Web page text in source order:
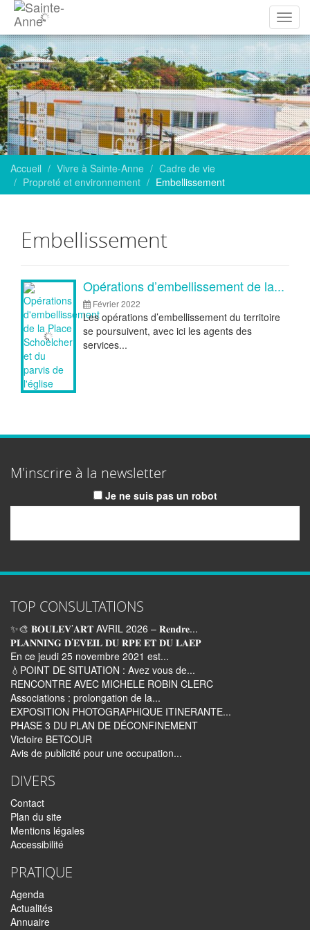
la
Accueil Vivre à Sainte-Anne
Cadre de vie
Propreté et environnement
Embellissement
Embellissement
Articles Opérations d’embellissement de la...
Février 2022
Les opérations d’embellissement du territoire
se poursuivent, avec ici les agents des
services...
M'inscrire à la newsletter
Je ne suis pas un robot
TOP CONSULTATIONS
✨🎨 𝐁𝐎𝐔𝐋𝐄𝐕’𝐀𝐑𝐓 AVRIL 2026 – 𝐑𝐞𝐧𝐝𝐫𝐞...
𝐏𝐋𝐀𝐍𝐍𝐈𝐍𝐆 𝐃’𝐄𝐕𝐄𝐈𝐋 𝐃𝐔 𝐑𝐏𝐄 𝐄𝐓 𝐃𝐔 𝐋𝐀𝐄𝐏
En ce jeudi 25 novembre 2021 est...
💧POINT DE SITUATION : Avez vous de...
RENCONTRE AVEC MICHELE ROBIN CLERC
Associations : prolongation de la...
EXPOSITION PHOTOGRAPHIQUE ITINERANTE...
PHASE 3 DU PLAN DE DÉCONFINEMENT
Victoire BETCOUR
Avis de publicité pour une occupation...
DIVERS
Contact
Plan du site
Mentions légales
Accessibilité
PRATIQUE
Agenda
Actualités
Annuaire